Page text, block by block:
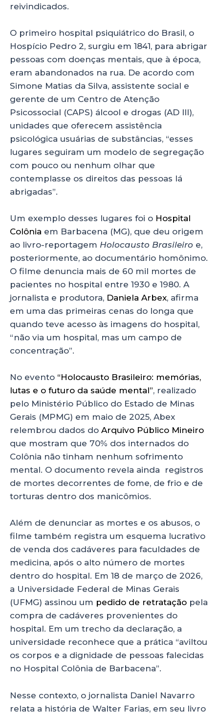
reivindicados.
O primeiro hospital psiquiátrico do Brasil, o
Hospício Pedro 2, surgiu em 1841, para abrigar
pessoas com doenças mentais, que à época,
eram abandonados na rua. De acordo com
Simone Matias da Silva, assistente social e
gerente de um Centro de Atenção
Psicossocial (CAPS) álcool e drogas (AD III),
unidades que oferecem assistência
psicológica usuárias de substâncias, “esses
lugares seguiram um modelo de segregação
com pouco ou nenhum olhar que
contemplasse os direitos das pessoas lá
abrigadas”.
Um exemplo desses lugares foi o Hospital
Colônia em Barbacena (MG), que deu origem
ao livro-reportagem Holocausto Brasileiro e,
posteriormente, ao documentário homônimo.
O filme denuncia mais de 60 mil mortes de
pacientes no hospital entre 1930 e 1980. A
jornalista e produtora, Daniela Arbex, afirma
em uma das primeiras cenas do longa que
quando teve acesso às imagens do hospital,
“não via um hospital, mas um campo de
concentração”.
No evento “Holocausto Brasileiro: memórias,
lutas e o futuro da saúde mental”, realizado
pelo Ministério Público do Estado de Minas
Gerais (MPMG) em maio de 2025, Abex
relembrou dados do Arquivo Público Mineiro
que mostram que 70% dos internados do
Colônia não tinham nenhum sofrimento
mental. O documento revela ainda registros
de mortes decorrentes de fome, de frio e de
torturas dentro dos manicômios.
Além de denunciar as mortes e os abusos, o
filme também registra um esquema lucrativo
de venda dos cadáveres para faculdades de
medicina, após o alto número de mortes
dentro do hospital. Em 18 de março de 2026,
a Universidade Federal de Minas Gerais
(UFMG) assinou um pedido de retratação pela
compra de cadáveres provenientes do
hospital. Em um trecho da declaração, a
universidade reconhece que a prática “aviltou
os corpos e a dignidade de pessoas falecidas
no Hospital Colônia de Barbacena”.
Nesse contexto, o jornalista Daniel Navarro
relata a história de Walter Farias, em seu livro